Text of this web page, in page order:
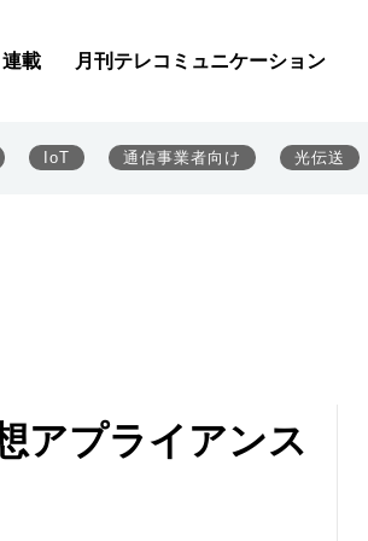
連載 月刊テレコミュニケーション
IoT 通信事業者向け 光伝送
アプライアンス